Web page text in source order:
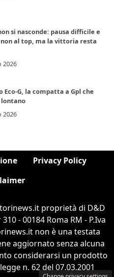
si nasconde: pausa difficile e
al top, ma la vittoria resta
2026
Eco-G, la compatta a Gpl che
2026
Privacy Policy
proprietà di D&D
- 00184 Roma RM - P.Iva
non è una testata
aggiornato senza alcuna
considerarsi un prodotto
n. 62 del 07.03.2001